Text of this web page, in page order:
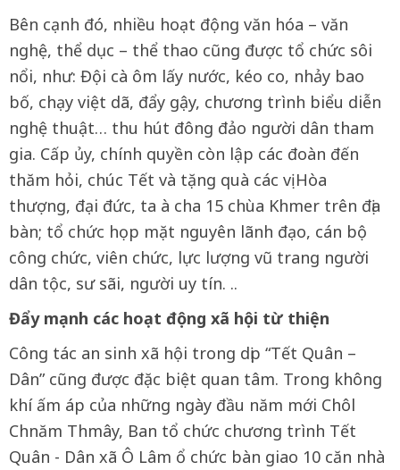
Bên cạnh đó, nhiều hoạt động văn hóa – văn
nghệ, thể dục – thể thao cũng được tổ chức sôi
nổi, như: Đội cà ôm lấy nước, kéo co, nhảy bao
bố, chạy việt dã, đẩy gậy, chương trình biểu diễn
nghệ thuật… thu hút đông đảo người dân tham
gia. Cấp ủy, chính quyền còn lập các đoàn đến
thăm hỏi, chúc Tết và tặng quà các vị Hòa
thượng, đại đức, ta à cha 15 chùa Khmer trên địa
bàn; tổ chức họp mặt nguyên lãnh đạo, cán bộ
công chức, viên chức, lực lượng vũ trang người
dân tộc, sư sãi, người uy tín. ..
Đẩy mạnh các hoạt động xã hội từ thiện
Công tác an sinh xã hội trong dịp “Tết Quân –
Dân” cũng được đặc biệt quan tâm. Trong không
khí ấm áp của những ngày đầu năm mới Chôl
Chnăm Thmây, Ban tổ chức chương trình Tết
Quân - Dân xã Ô Lâm ổ chức bàn giao 10 căn nhà